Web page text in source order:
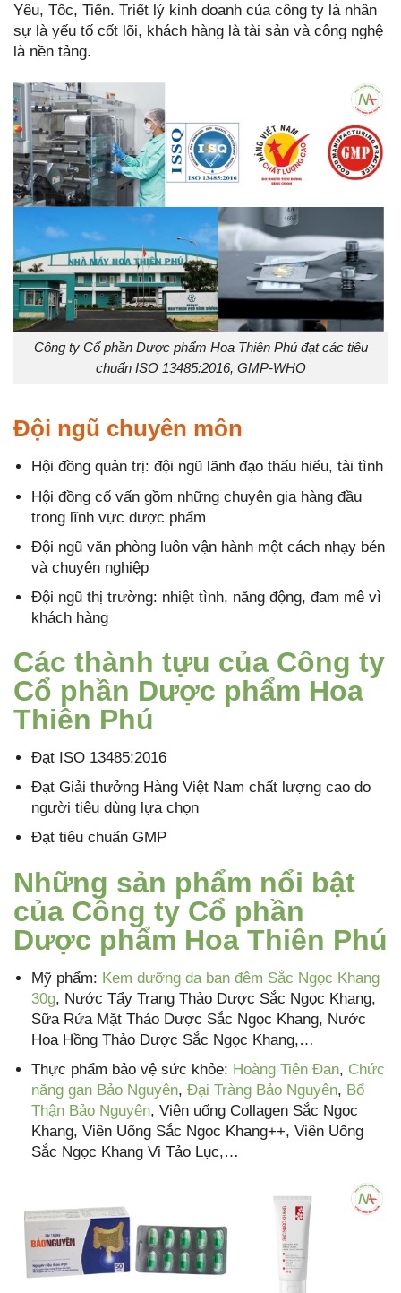
Yêu, Tốc, Tiến. Triết lý kinh doanh của công ty là nhân
sự là yếu tố cốt lõi, khách hàng là tài sản và công nghệ
là nền tảng.
Công ty Cổ phần Dược phẩm Hoa Thiên Phú đạt các tiêu
chuẩn ISO 13485:2016, GMP-WHO
Đội ngũ chuyên môn
Hội đồng quản trị: đội ngũ lãnh đạo thấu hiểu, tài tình
Hội đồng cố vấn gồm những chuyên gia hàng đầu
trong lĩnh vực dược phẩm
Đội ngũ văn phòng luôn vận hành một cách nhạy bén
và chuyên nghiệp
Đội ngũ thị trường: nhiệt tình, năng động, đam mê vì
khách hàng
Các thành tựu của Công ty
Cổ phần Dược phẩm Hoa
Thiên Phú
Đạt ISO 13485:2016
Đạt Giải thưởng Hàng Việt Nam chất lượng cao do
người tiêu dùng lựa chọn
Đạt tiêu chuẩn GMP
Những sản phẩm nổi bật
của Công ty Cổ phần
Dược phẩm Hoa Thiên Phú
Mỹ phẩm: Kem dưỡng da ban đêm Sắc Ngọc Khang
30g, Nước Tẩy Trang Thảo Dược Sắc Ngọc Khang,
Sữa Rửa Mặt Thảo Dược Sắc Ngọc Khang, Nước
Hoa Hồng Thảo Dược Sắc Ngọc Khang,…
Thực phẩm bảo vệ sức khỏe: Hoàng Tiên Đan, Chức
năng gan Bảo Nguyên, Đại Tràng Bảo Nguyên, Bổ
Thận Bảo Nguyên, Viên uống Collagen Sắc Ngọc
Khang, Viên Uống Sắc Ngọc Khang++, Viên Uống
Sắc Ngọc Khang Vi Tảo Lục,…